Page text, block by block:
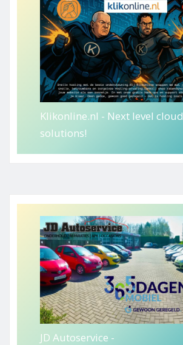
Klikonline.nl - Next level cloud
solutions!
JD Autoservice -